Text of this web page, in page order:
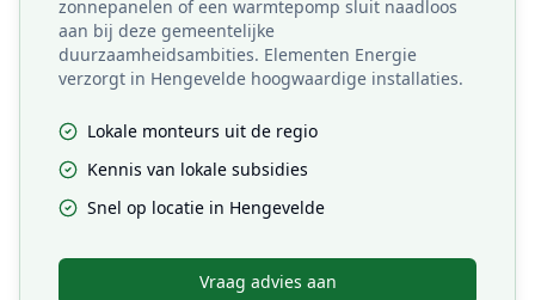
zonnepanelen of een warmtepomp sluit naadloos
aan bij deze gemeentelijke
duurzaamheidsambities. Elementen Energie
verzorgt in Hengevelde hoogwaardige installaties.
Lokale monteurs uit de regio
Kennis van lokale subsidies
Snel op locatie in Hengevelde
Vraag advies aan